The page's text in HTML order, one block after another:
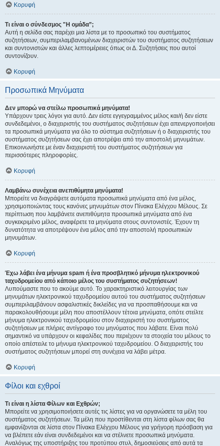
Κορυφή
Τι είναι ο σύνδεσμος "Η ομάδα”;
Αυτή η σελίδα σας παρέχει μια λίστα με το προσωπικό του συστήματος
συζητήσεων, συμπεριλαμβανομένων διαχειριστών του συστήματος συζητήσεων
και συντονιστών και άλλες λεπτομέρειες όπως οι Δ. Συζητήσεις που αυτοί
συντονίζουν.
Κορυφή
Προσωπικά Μηνύματα
Δεν μπορώ να στείλω προσωπικά μηνύματα!
Υπάρχουν τρεις λόγοι για αυτό. Δεν είστε εγγεγραμμένος μέλος και/ή δεν είστε
συνδεδεμένοι, ο διαχειριστής του συστήματος συζητήσεων έχει απενεργοποιήσει
τα προσωπικά μηνύματα για όλο το σύστημα συζητήσεων ή ο διαχειριστής του
συστήματος συζητήσεων σας έχει αποτρέψει από την αποστολή μηνυμάτων.
Επικοινωνήστε με έναν διαχειριστή του συστήματος συζητήσεων για
περισσότερες πληροφορίες.
Κορυφή
Λαμβάνω συνέχεια ανεπιθύμητα μηνύματα!
Μπορείτε να διαγράψετε αυτόματα προσωπικά μηνύματα από ένα μέλος,
χρησιμοποιώντας τους κανόνες μηνυμάτων στον Πίνακα Ελέγχου Μέλους. Σε
περίπτωση που λαμβάνετε ανεπιθύμητα προσωπικά μηνύματα από ένα
συγκεκριμένο μέλος, αναφέρετε τα μηνύματα στους συντονιστές. Έχουν τη
δυνατότητα να αποτρέψουν ένα μέλος από την αποστολή προσωπικών
μηνυμάτων.
Κορυφή
Έχω λάβει ένα μήνυμα spam ή ένα προσβλητικό μήνυμα ηλεκτρονικού
ταχυδρομείου από κάποιο μέλος του συστήματος συζητήσεων!
Λυπούμαστε που το ακούμε αυτό. Το χαρακτηριστικό λειτουργίας των
μηνυμάτων ηλεκτρονικού ταχυδρομείου αυτού του συστήματος συζητήσεων
συμπεριλαμβάνουν ασφαλιστικές δικλείδες για να προσπαθήσουμε και να
παρακολουθήσουμε μέλη που αποστέλλουν τέτοια μηνύματα, οπότε στείλτε
μήνυμα ηλεκτρονικού ταχυδρομείου στον διαχειριστή του συστήματος
συζητήσεων με πλήρες αντίγραφο του μηνύματος που λάβατε. Είναι πολύ
σημαντικό να υπάρχουν οι κεφαλίδες που περιέχουν τα στοιχεία του μέλους το
οποίο απέστειλε το μήνυμα ηλεκτρονικού ταχυδρομείου. Ο διαχειριστής του
συστήματος συζητήσεων μπορεί στη συνέχεια να λάβει μέτρα.
Κορυφή
Φίλοι και εχθροί
Τι είναι η λίστα Φίλων και Εχθρών;
Μπορείτε να χρησιμοποιήσετε αυτές τις λίστες για να οργανώσετε τα μέλη του
συστήματος συζητήσεων. Τα μέλη που προστίθενται στη λίστα φίλων σας θα
εμφανίζονται σε λίστα στον Πίνακα Ελέγχου Μέλους για γρήγορη πρόσβαση για
να βλέπετε εάν είναι συνδεδεμένοι και να στέλνετε προσωπικά μηνύματα.
Αναλόγως της υποστήριξης του προτύπου στυλ, δημοσιεύσεις από αυτά τα